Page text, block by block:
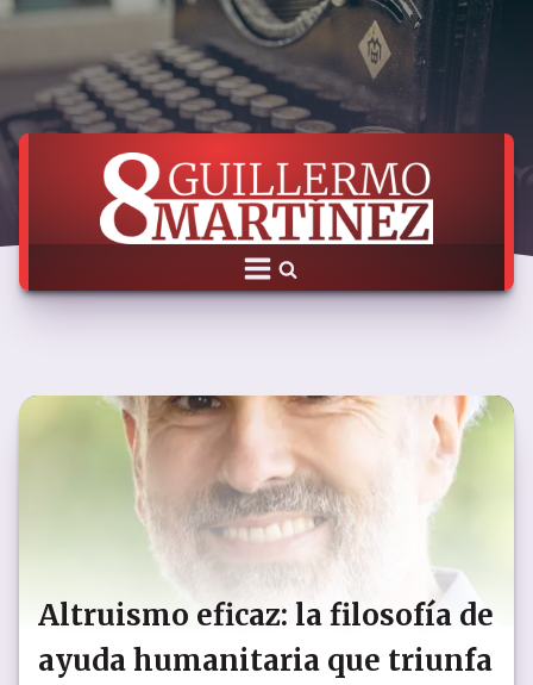
Altruismo eficaz: la filosofía de
ayuda humanitaria que triunfa